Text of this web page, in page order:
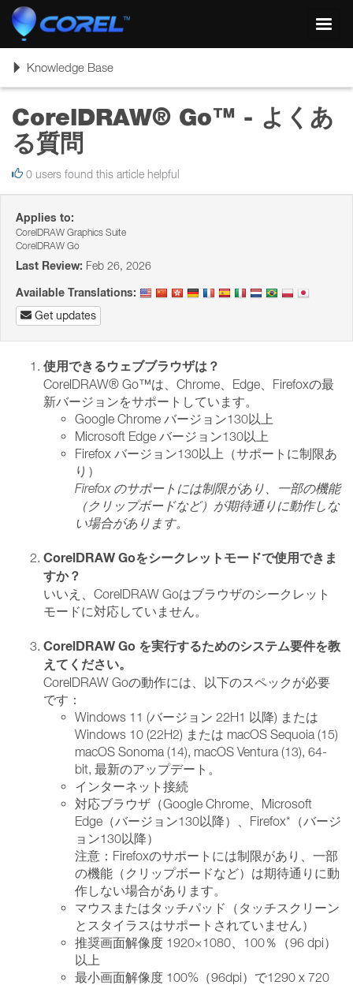
ToggleKnowledge Base
CorelDRAW® Go™ - よくあ
る質問
0 users found this article helpful
Applies to:
CorelDRAW Graphics Suite
CorelDRAW Go
Last Review: Feb 26, 2026
Available Translations:
Get updates
使用できるウェブブラウザは？
CorelDRAW® Go™は、Chrome、Edge、Firefoxの最
新バージョンをサポートしています。
Google Chrome バージョン130以上
Microsoft Edge バージョン130以上
Firefox バージョン130以上（サポートに制限あ
り）
Firefox のサポートには制限があり、一部の機能
（クリップボードなど）が期待通りに動作しな
い場合があります。
CorelDRAW Goをシークレットモードで使用できま
すか？
いいえ、CorelDRAW Goはブラウザのシークレット
モードに対応していません。
CorelDRAW Go を実行するためのシステム要件を教
えてください。
CorelDRAW Goの動作には、以下のスペックが必要
です：
Windows 11 (バージョン 22H1 以降) または
Windows 10 (22H2) または macOS Sequoia (15)
macOS Sonoma (14), macOS Ventura (13), 64-
bit, 最新のアップデート。
インターネット接続
対応ブラウザ（Google Chrome、Microsoft
Edge（バージョン130以降）、Firefox*（バージ
ョン130以降）
注意：Firefoxのサポートには制限があり、一部
の機能（クリップボードなど）は期待通りに動
作しない場合があります。
マウスまたはタッチパッド（タッチスクリーン
とスタイラスはサポートされていません）
推奨画面解像度 1920×1080、100％（96 dpi）
以上
最小画面解像度 100%（96dpi）で1290 x 720